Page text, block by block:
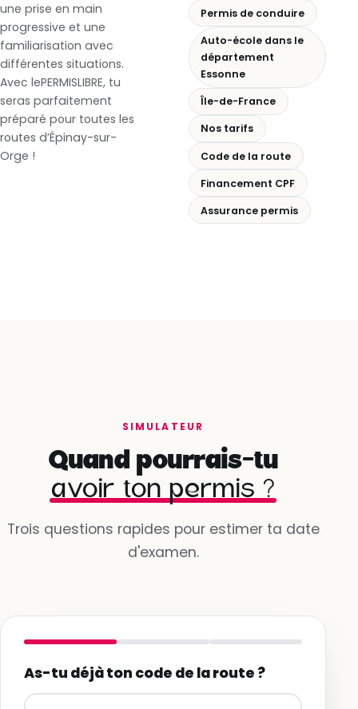
une prise en main
progressive et une
familiarisation avec
différentes situations.
Avec lePERMISLIBRE, tu
seras parfaitement
préparé pour toutes les
routes d’Épinay-sur-
Orge !
Permis de conduire
Auto-école dans le
département
Essonne
Île-de-France
Nos tarifs
Code de la route
Financement CPF
Assurance permis
SIMULATEUR
Quand pourrais-tu
avoir ton permis ?
Trois questions rapides pour estimer ta date
d'examen.
As-tu déjà ton code de la route ?